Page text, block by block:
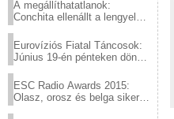
A megállíthatatlanok:
Conchita ellenállt a lengyel
Eurovíziós Fiatal Táncosok:
Június 19-én pénteken döntő
ESC Radio Awards 2015:
Olasz, orosz és belga siker,